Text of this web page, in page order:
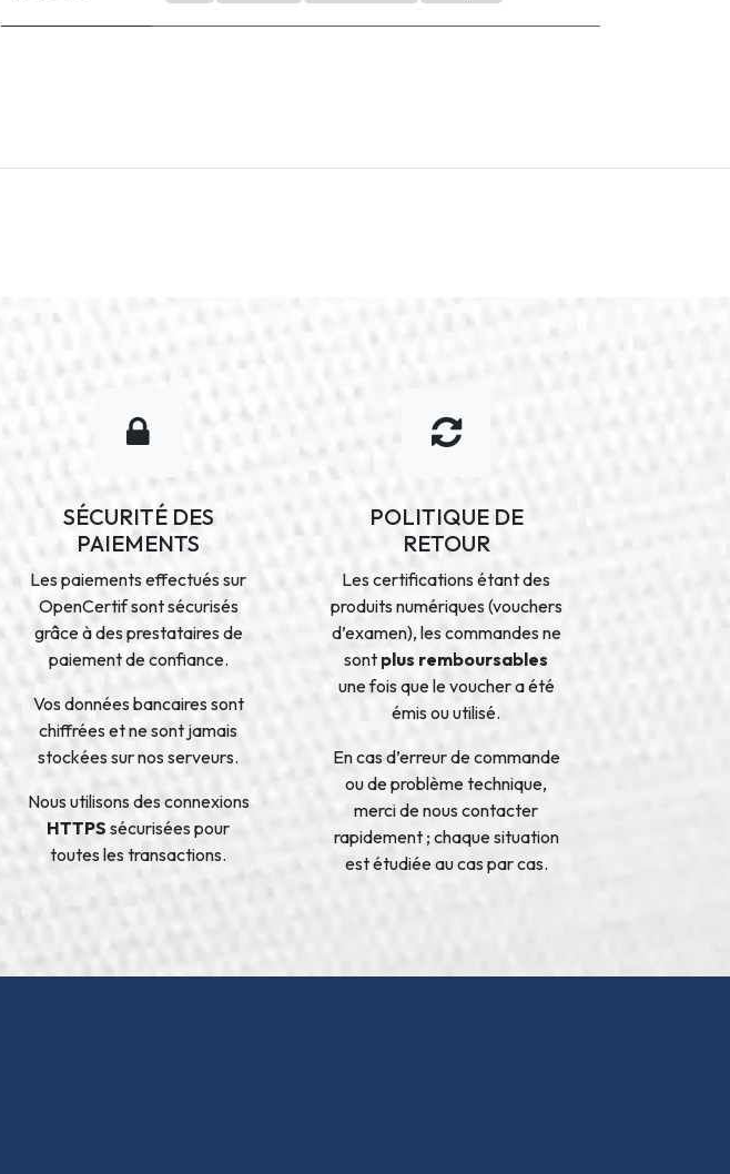
SÉCURITÉ DES
PAIEMENTS
Les paiements effectués sur
OpenCertif sont sécurisés
grâce à des prestataires de
paiement de confiance.
Vos données bancaires sont
chiffrées et ne sont jamais
stockées sur nos serveurs.
Nous utilisons des connexions
HTTPS sécurisées pour
toutes les transactions.
POLITIQUE DE
RETOUR
Les certifications étant des
produits numériques (vouchers
d’examen), les commandes ne
sont plus remboursables
une fois que le voucher a été
émis ou utilisé.
En cas d’erreur de commande
ou de problème technique,
merci de nous contacter
rapidement ; chaque situation
est étudiée au cas par cas.